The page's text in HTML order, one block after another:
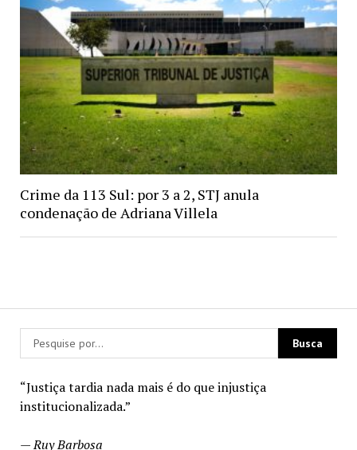
“Justiça tardia nada mais é do que injustiça
institucionalizada.”
—Ruy Barbosa
Crime da 113 Sul: por 3 a 2, STJ anula
condenação de Adriana Villela